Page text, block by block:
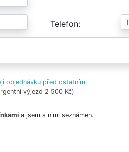
Telefon
objednávku před ostatními
výjezd 2 500 Kč)
a jsem s nimi seznámen.